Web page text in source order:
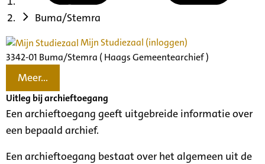
Buma/Stemra
Mijn Studiezaal (inloggen)
3342-01 Buma/Stemra ( Haags Gemeentearchief )
Meer...
Uitleg bij archieftoegang
Een archieftoegang geeft uitgebreide informatie over
een bepaald archief.
Een archieftoegang bestaat over het algemeen uit de